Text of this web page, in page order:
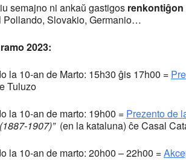
semajno ni ankaŭ gastigos renkontiĝon
Pollando, Slovakio, Germanio…
2023:
la 10-an de Marto: 15h30 ĝis 17h00 =
Tuluzo
la 10-an de marto: 19h00 = Prezento de
1907)”(en la kataluna) ĉe Casal
la 10-an de marto: 20h00 – 22h00 =